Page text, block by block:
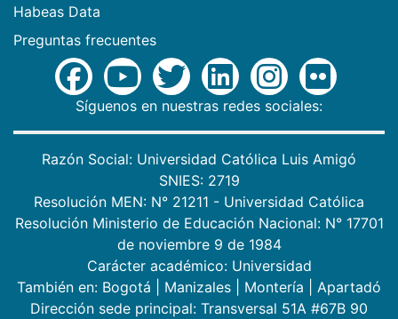
Habeas Data
Preguntas frecuentes
Síguenos en nuestras redes sociales:
Razón Social: Universidad Católica Luis Amigó
SNIES: 2719
Resolución MEN: N° 21211 - Universidad Católica
Resolución Ministerio de Educación Nacional: N° 17701
de noviembre 9 de 1984
Carácter académico: Universidad
También en: Bogotá Manizales Montería
Apartadó
Dirección sede principal: Transversal 51A #67B 90